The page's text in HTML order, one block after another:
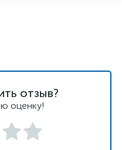
отзыв?
оценку!